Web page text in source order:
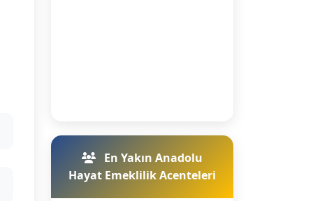
En Yakın Anadolu
Hayat Emeklilik Acenteleri